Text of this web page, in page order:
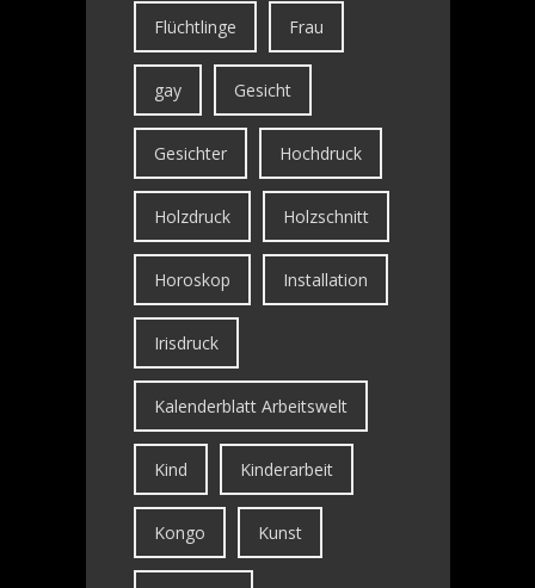
Flüchtlinge Frau
gay Gesicht
Gesichter Hochdruck
Holzdruck Holzschnitt
Horoskop Installation
Irisdruck
Kalenderblatt Arbeitswelt
Kind Kinderarbeit
Kongo Kunst